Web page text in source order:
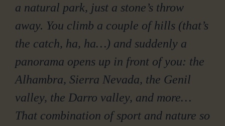
a natural park, just a stone’s throw
away. You climb a couple of hills (that’s
the catch, ha, ha…) and suddenly a
panorama opens up in front of you: the
Alhambra, Sierra Nevada, the Genil
valley, the Darro valley, and more…
That combination of sport and nature so